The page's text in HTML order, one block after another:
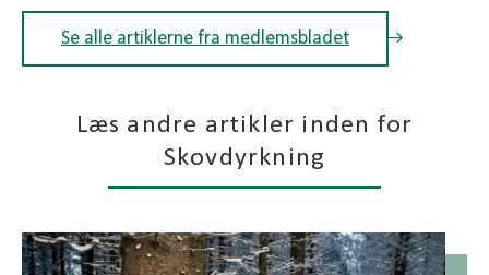
Se alle artiklerne fra medlemsbladet
Læs andre artikler inden for
Skovdyrkning